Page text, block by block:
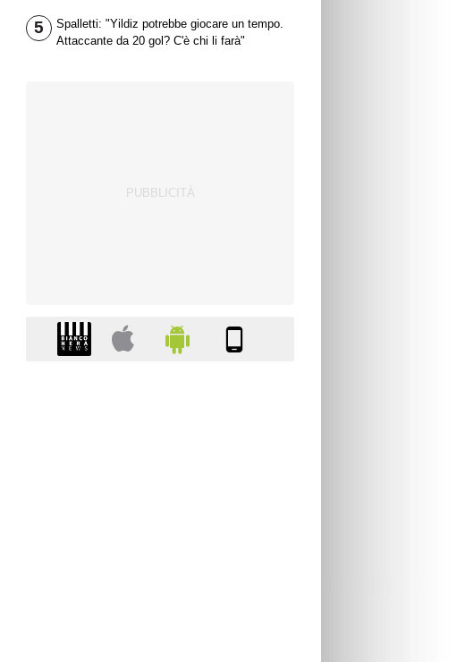
5
Spalletti: "Yildiz potrebbe giocare un tempo.
Attaccante da 20 gol? C'è chi li farà"